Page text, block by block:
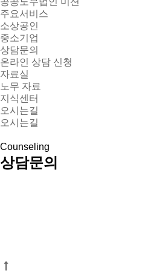
주요서비스
소상공인
중소기업
상담문의
온라인 상담 신청
자료실
노무 자료
지식센터
오시는길
오시는길
Counseling
상담문의